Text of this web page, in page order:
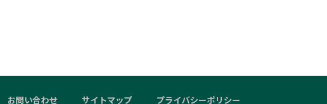
お問い合わせ サイトマップ プライバシーポリシー